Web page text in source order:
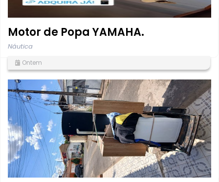
Motor de Popa YAMAHA.
Náutica
Ontem